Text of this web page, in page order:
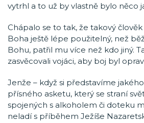
vytrhl a to už by vlastně bylo něco
Chápalo se to tak, že takový
Boha ještě lépe použitelný, než
Bohu, patřil mu více než kdo jiný.
zasvěcovali vojáci, aby boj byl
Jenže – když si představíme
přísného asketu, který se straní
spojených s alkoholem či doteku
neladí s příběhem Ježíše